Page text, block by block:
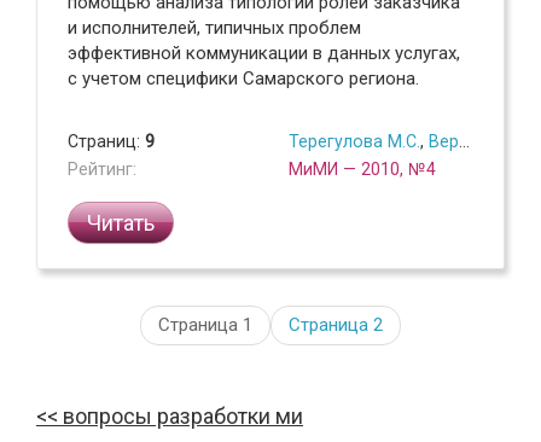
и исполнителей, типичных проблем
эффективной коммуникации в данных услугах,
с учетом специфики Самарского региона.
Страниц: 9
Рейтинг:
Терегулова М.С., Вершинин М.В.
МиМИ — 2010, №4
Читать
Страница 1 Страница 2
вопросы разработки ми